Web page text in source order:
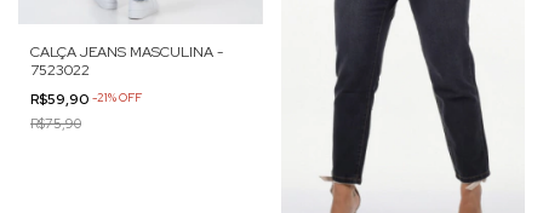
CALÇA JEANS MASCULINA -
7523022
R$59,90 -21%OFF
R$75,90